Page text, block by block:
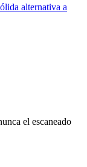
alternativa a
el escaneado